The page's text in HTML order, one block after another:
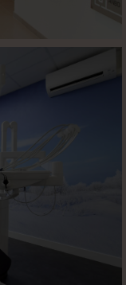
in de
is de basis.